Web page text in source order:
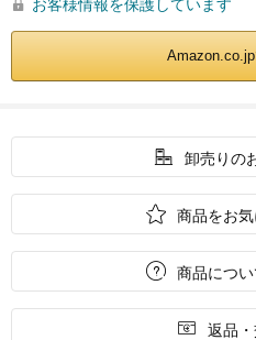
 お客様情報を保護しています
 卸売りの
 商品をお
 商品につ
 返品